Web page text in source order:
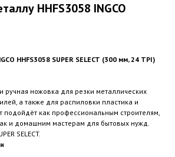
HHFS3058 INGCO
HHFS3058 SUPER SELECT (300 мм, 24 TPI)
ручная ножовка для резки металлических
а также для распиловки пластика и
подойдёт как профессиональным строителям,
и домашним мастерам для бытовых нужд.
SELECT.